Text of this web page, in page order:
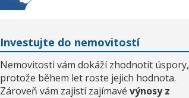
Investujte do nemovitostí
Nemovitosti vám dokáží zhodnotit úspory,
protože během let roste jejich hodnota.
Zároveň vám zajistí zajímavé výnosy z